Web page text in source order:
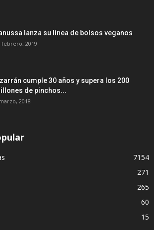
lanza su línea de bolsos veganos
febrero, 2019
cumple 30 años y supera los 200
de pinchos...
2018
7154
271
265
60
15